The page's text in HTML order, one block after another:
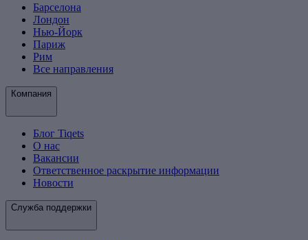
Барселона
Лондон
Нью-Йорк
Париж
Рим
Все направления
Компания
Блог Tiqets
О нас
Вакансии
Ответственное раскрытие информации
Новости
Служба поддержки